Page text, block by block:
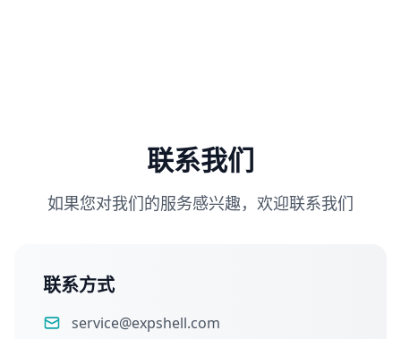
联系我们
如果您对我们的服务感兴趣，欢迎联系我们
联系方式
service@expshell.com